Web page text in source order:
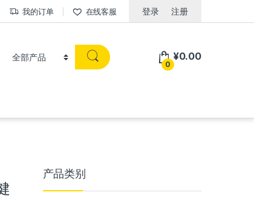
我的订单 在线客服 登录 注册
0
¥0.00
产品类别